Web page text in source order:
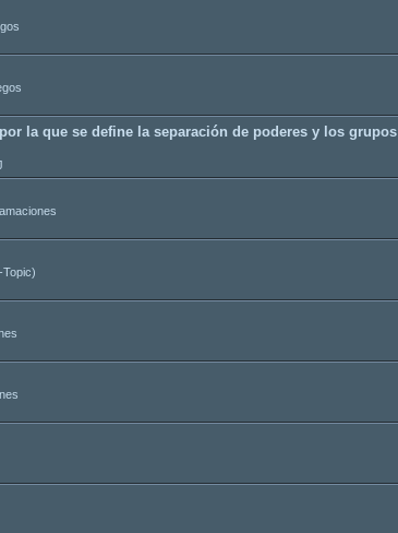
la que se define la separación de poderes y los grupos